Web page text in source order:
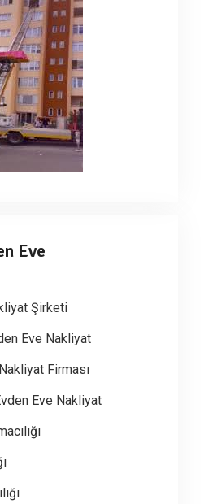
Eve
Şirketi
Eve Nakliyat
Firması
Eve Nakliyat